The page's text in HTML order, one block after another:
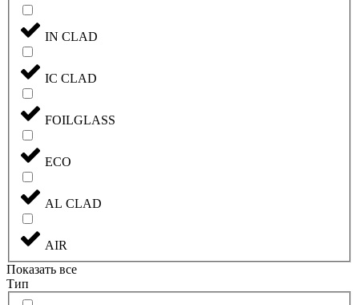
IN CLAD
IC CLAD
FOILGLASS
ECO
AL CLAD
AIR
Показать все
Тип